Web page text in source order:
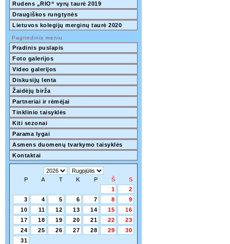
Rudens „RIO“ vyrų taurė 2019
Draugiškos rungtynės
Lietuvos kolegijų merginų taurė 2020
Pagrindinis meniu
Pradinis puslapis
Foto galerijos
Video galerijos
Diskusijų lenta
Žaidėjų birža
Partneriai ir rėmėjai
Tinklinio taisyklės
Kiti sezonai
Parama lygai
Asmens duomenų tvarkymo taisyklės
Kontaktai
P A T K P Š
S
1
2
3
4 5 6 7 8
9
10
11 12 13 14 15
16
17
18 19 20 21 22
23
24
25 26 27 28 29
30
31